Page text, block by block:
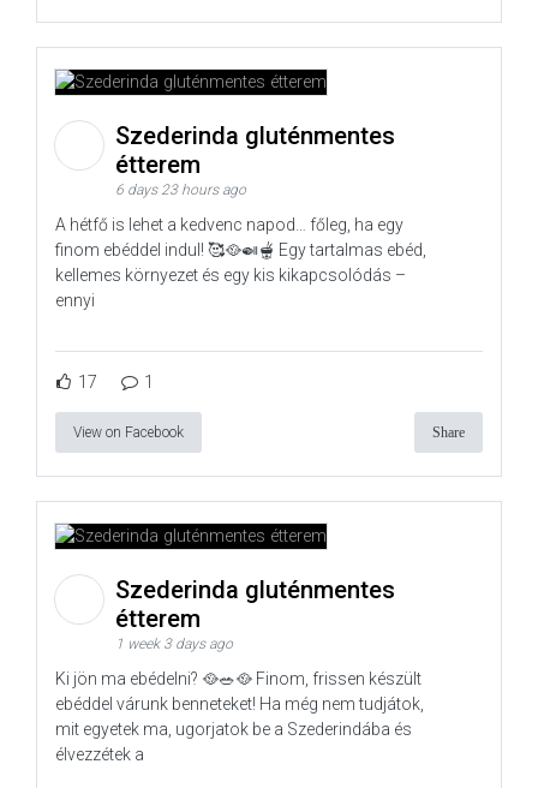
Szederinda gluténmentes
étterem
6 days 23 hours ago
A hétfő is lehet a kedvenc napod… főleg, ha egy
finom ebéddel indul! 🥰🥘🍛🫕 Egy tartalmas ebéd,
kellemes környezet és egy kis kikapcsolódás –
ennyi
17 1
View on Facebook Share
Szederinda gluténmentes
étterem
1 week 3 days ago
Ki jön ma ebédelni? 🥘🥗🥘 Finom, frissen készült
ebéddel várunk benneteket! Ha még nem tudjátok,
mit egyetek ma, ugorjatok be a Szederindába és
élvezzétek a